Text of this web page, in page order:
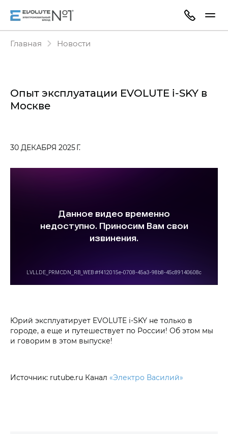
Главная Новости
Опыт эксплуатации EVOLUTE i‑SKY в
Москве
30 ДЕКАБРЯ 2025 Г.
Юрий эксплуатирует EVOLUTE i‑SKY не только в
городе, а еще и путешествует по России! Об этом мы
и говорим в этом выпуске!
Источник: rutube.ru Канал «Электро Василий»